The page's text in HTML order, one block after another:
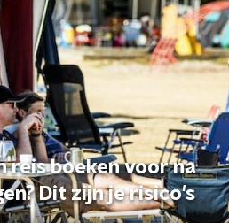
reis boeken voor na
Dit zijn je risico's